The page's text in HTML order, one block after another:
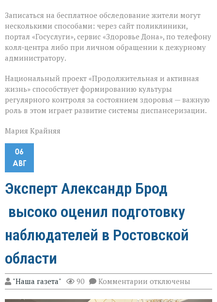
Записаться на бесплатное обследование жители могут
несколькими способами: через сайт поликлиники,
портал «Госуслуги», сервис «Здоровье Дона», по телефону
колл‑центра либо при личном обращении к дежурному
администратору.
Национальный проект «Продолжительная и активная
жизнь» способствует формированию культуры
регулярного контроля за состоянием здоровья — важную
роль в этом играет развитие системы диспансеризации.
Мария Крайняя
06
АВГ
Эксперт Александр Брод
высоко оценил подготовку
наблюдателей в Ростовской
области
"Наша газета" 90 Комментарии к
записи
Эксперт
отключены